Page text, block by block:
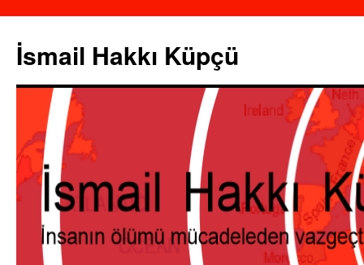
İsmail Hakkı Küpçü